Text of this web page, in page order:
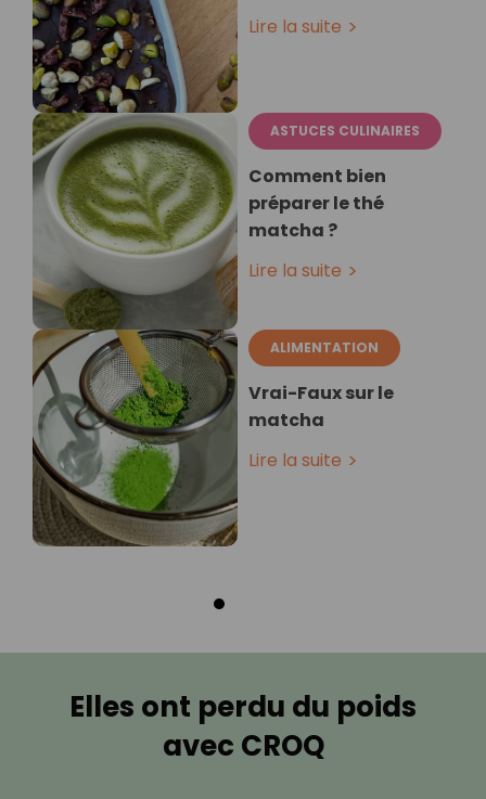
Lire la suite
ASTUCES CULINAIRES
Comment bien
préparer le thé
matcha ?
Lire la suite
ALIMENTATION
Vrai-Faux sur le
matcha
Lire la suite
Elles ont perdu du poids
avec CROQ